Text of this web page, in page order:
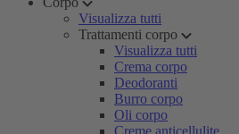
Visualizza tutti
Trattamenti corpo
Visualizza tutti
Crema corpo
Deodoranti
Burro corpo
Oli corpo
Creme anticellulite